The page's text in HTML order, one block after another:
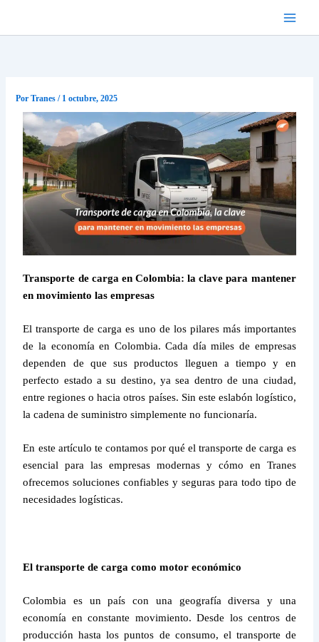
PorTranes/ 1 octubre, 2025
Transporte de carga en Colombia: la clave para mantener
en movimiento las empresas
El transporte de carga es uno de los pilares más importantes
de la economía en Colombia. Cada día miles de empresas
dependen de que sus productos lleguen a tiempo y en
perfecto estado a su destino, ya sea dentro de una ciudad,
entre regiones o hacia otros países. Sin este eslabón logístico,
la cadena de suministro simplemente no funcionaría.
En este artículo te contamos por qué el transporte de carga es
esencial para las empresas modernas y cómo en Tranes
ofrecemos soluciones confiables y seguras para todo tipo de
necesidades logísticas.
El transporte de carga como motor económico
Colombia es un país con una geografía diversa y una
economía en constante movimiento. Desde los centros de
producción hasta los puntos de consumo, el transporte de